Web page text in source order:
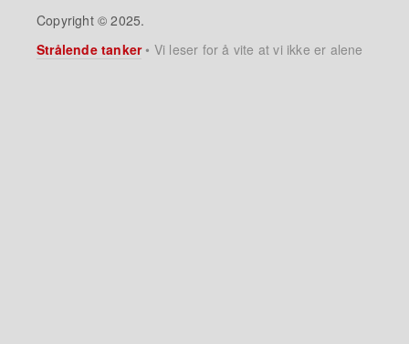
Copyright © 2025.
Strålende tanker• Vi leser for å vite at vi ikke er alene